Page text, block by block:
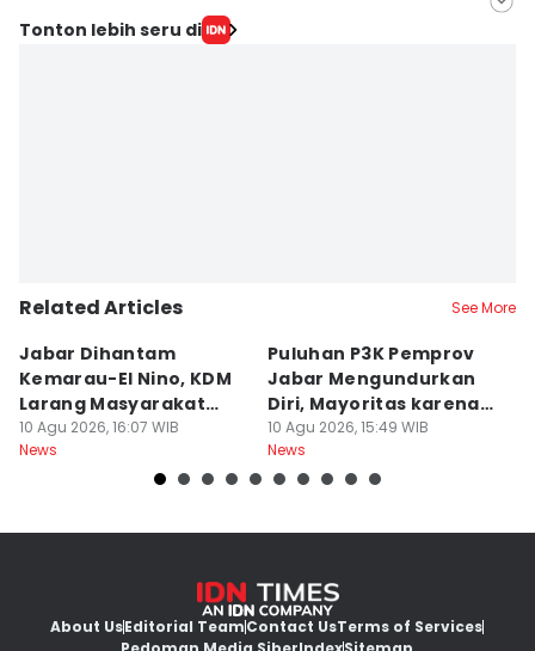
Editor
Tonton lebih seru di
Related Articles See More
Jabar Dihantam
Kemarau-El Nino, KDM
Larang Masyarakat
Masuk Hutan
10 Agu 2026, 16:07 WIB
News
Puluhan P3K Pemprov
Jabar Mengundurkan
Diri, Mayoritas karena
Ikut Pasangan
10 Agu 2026, 15:49 WIB
News
About UsEditorial TeamContact UsTerms of Services